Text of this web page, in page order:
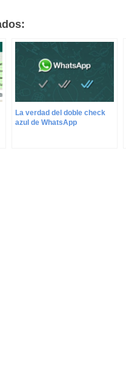
La verdad del doble check
azul de WhatsApp